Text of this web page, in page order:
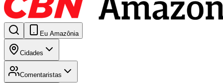
Eu Amazônia
Cidades
Comentaristas